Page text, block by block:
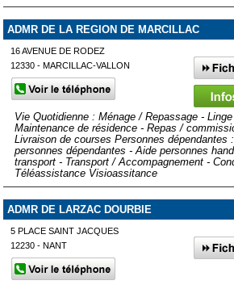
ADMR DE LA REGION DE MARCILLAC
16 AVENUE DE RODEZ
12330 - MARCILLAC-VALLON
Vie Quotidienne : Ménage / Repassage -
Maintenance de résidence - Repas /
Livraison de courses Personnes dépendantes
personnes dépendantes - Aide personnes
transport - Transport / Accompagnement -
Téléassistance Visioassitance
ADMR DE LARZAC DOURBIE
5 PLACE SAINT JACQUES
12230 - NANT